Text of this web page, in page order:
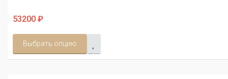
53200 ₽
Выбрать опцию